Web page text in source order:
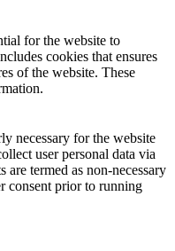
for the website to
cookies that ensures
of the website. These
necessary for the website
user personal data via
are termed as non-necessary
consent prior to running